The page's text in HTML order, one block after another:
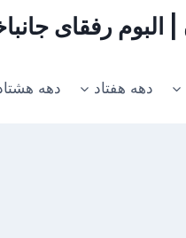
| البوم رفقای
دهه هفتاد دهه